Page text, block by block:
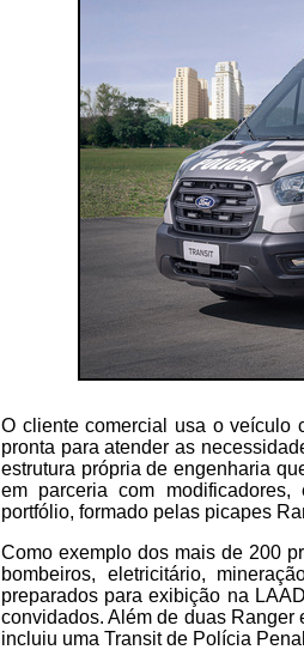
O cliente comercial usa o veículo
pronta para atender as
estrutura própria de engenharia
em parceria com
portfólio, formado pelas picapes
Como exemplo dos mais de 200
bombeiros, eletricitário,
preparados para exibição na
convidados. Além de duas
incluiu uma Transit de Polícia